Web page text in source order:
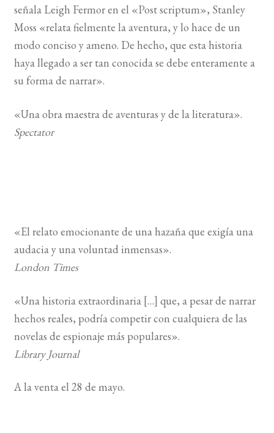
señala Leigh Fermor en el «Post scriptum», Stanley
Moss «relata fielmente la aventura, y lo hace de un
modo conciso y ameno. De hecho, que esta historia
haya llegado a ser tan conocida se debe enteramente a
su forma de narrar».
«Una obra maestra de aventuras y de la literatura».
Spectator
«El relato emocionante de una hazaña que exigía una
audacia y una voluntad inmensas».
London Times
«Una historia extraordinaria […] que, a pesar de narrar
hechos reales, podría competir con cualquiera de las
novelas de espionaje más populares».
Library Journal
A la venta el 28 de mayo.